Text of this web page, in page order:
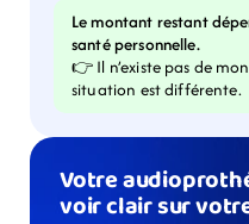
Le montant restant
santé personnelle.
👉 Il n’existe pas de
situation est différente.
Votre
voir clair sur